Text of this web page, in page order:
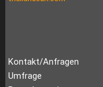
Kontakt/Anfragen
Umfrage